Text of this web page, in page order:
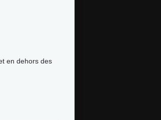
en dehors des